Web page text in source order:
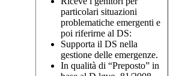
particolari situazioni
problematiche emergenti e
poi riferirne al DS:
Supporta il DS nella
gestione delle emergenze.
In qualità di “Preposto” in